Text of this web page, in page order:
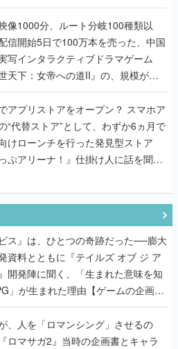
EXTREME』で初タッグを組
ジェンド2人に訊く開発秘話
像1000分、ルート分岐100種類以
信開始5日で100万本を売った、中国
写インタラクティブドラマゲーム
世天下：女帝への道II』の、規模が違
わりをプロデューサーに聞いた
プリストアをオープン？ スマホア
“代替ストア”として、わずか6ヵ月で
けローンチを行った発見型ストア
っぷアリーナ！』仕掛け人に話を聞い
ビス』は、ひとつの奇跡だった──膨大
資料とともに『テイルズ オブ ジ ア
開発陣に聞く、「生まれた意味を知
」が生まれた理由【ゲームの企画
、人を「ロマンシング」させるの
ロマサガ2』当時の企画書とキャラ